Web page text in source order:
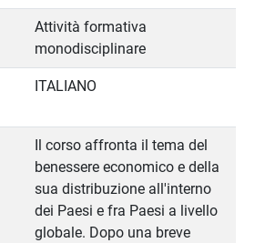
Attività formativa
monodisciplinare
ITALIANO
Il corso affronta il tema del
benessere economico e della
sua distribuzione all'interno
dei Paesi e fra Paesi a livello
globale. Dopo una breve